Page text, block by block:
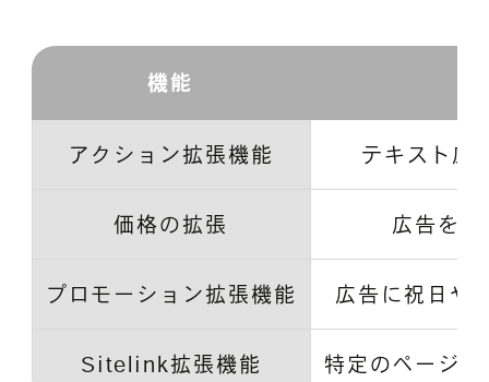
機能
アクション拡張機能 テキスト広
価格の拡張 広告を
プロモーション拡張機能 広告に祝日や
Sitelink拡張機能 特定のページ